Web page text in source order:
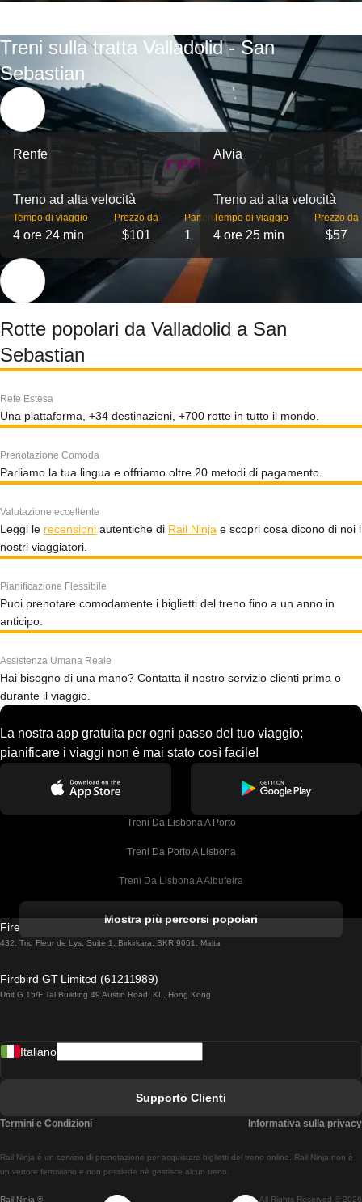
Treni sulla tratta Valladolid - San
Sebastian
Renfe
Treno ad alta velocità
Tempo di viaggio
4 ore 24 min
Prezzo da
$101
Partenze
1
Alvia
Treno ad alta velocità
Tempo di viaggio
4 ore 25 min
Prezzo da
$57
Rotte popolari da Valladolid a San
Sebastian
Rete Estesa
Una piattaforma, +34 destinazioni, +700 rotte in tutto il mondo.
Prenotazione Comoda
Parliamo la tua lingua e offriamo oltre 20 metodi di pagamento.
Valutazione eccellente
Leggi le recensioni autentiche di Rail Ninja e scopri cosa dicono di noi i
nostri viaggiatori.
Pianificazione Flessibile
Puoi prenotare comodamente i biglietti del treno fino a un anno in
anticipo.
Assistenza Umana Reale
Hai bisogno di una mano? Contatta il nostro servizio clienti prima o
durante il viaggio.
La nostra app gratuita per ogni passo del tuo viaggio:
pianificare i viaggi non è mai stato così facile!
Treni Da Lisbona A Porto
Treni Da Porto A Lisbona
Treni Da Lisbona A Albufeira
Treni Da Lisbona A Lagos
Treni Da Lisbona A Madrid
Treni Da Lisbon A Braga
Mostra più percorsi popolari
Firebird GT Limited (OC 1451)
432, Triq Fleur de Lys, Suite 1, Birkirkara, BKR 9061, Malta
Firebird GT Limited (61211989)
Unit G 15/F Tal Building 49 Austin Road, KL, Hong Kong
Rail Ninja ® All Rights Reserved © 2026
Rail Ninja è un servizio di prenotazione per acquistare biglietti del treno online. Rail Ninja non è
un vettore ferroviario e non possiede né gestisce alcun treno.
Italiano
Supporto Clienti
Termini e Condizioni Informativa sulla privacy